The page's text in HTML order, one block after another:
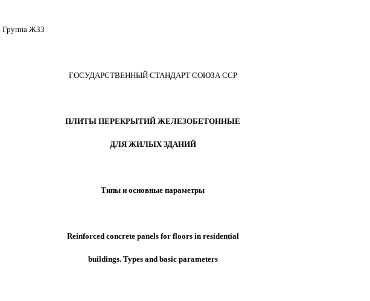
Группа Ж33
ГОСУДАРСТВЕННЫЙ СТАНДАРТ СОЮЗА ССР
ПЛИТЫ ПЕРЕКРЫТИЙ ЖЕЛЕЗОБЕТОННЫЕ
ДЛЯ ЖИЛЫХ ЗДАНИЙ
Типы и основные параметры
Reinforced concrete panels for floors in residential
buildings. Types and basic parameters